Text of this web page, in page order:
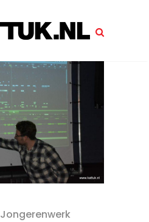
Jongerenwerk